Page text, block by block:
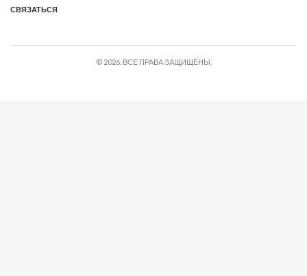
СВЯЗАТЬСЯ
© 2026. ВСЕ ПРАВА ЗАЩИЩЕНЫ.